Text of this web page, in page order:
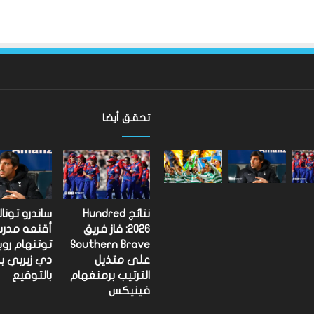
ألعاب
الكومنولث
الإنجليزية
إيميلي
تحتفظ
الأثقال
ألعاب الكومنولث 2026: الإنجليزية
إيميلي كامبل تحتفظ بلقب رفع
الأثقال
تحقق أيضا
نتائج Hundred
2026: فاز فريق
Southern Brave
على متذيل
الترتيب برمنغهام
فينيكس
ساندرو
أقنعه
توتنهام
دي زيربي
بالتوقيع